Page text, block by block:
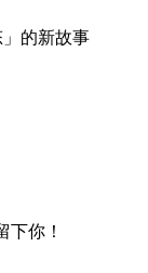
」的新故事
下你！